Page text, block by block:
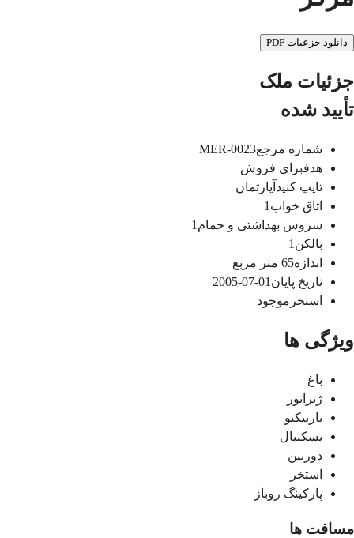
دانلود جزعیات PDF
جزئیات ملک
تأیید شده
شماره مرجعMER-0023
هدفبرای فروش
تایپ کنید آپارتمان
اتاق خواب 1
سروس بهداشتی و حمام 1
بالکن 1
اندازه65 متر مربع
تاریخ پایان 01-07-2005
استخر موجود
ویژگی ها
باغ
ژنراتور
باربیکیو
بسکتبال
دوربین
استخر
پارکینگ روباز
مسافت ها